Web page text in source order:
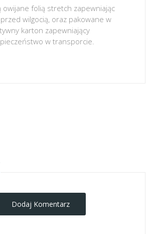
owijane folią stretch zapewniając
wilgocią, oraz pakowane w
karton zapewniający
w transporcie.
Dodaj Komentarz